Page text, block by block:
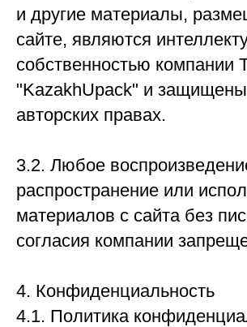
и другие материалы,
сайте, являются
собственностью компании
"KazakhUpack" и
авторских правах.
3.2. Любое
распространение или
материалов с сайта без
согласия компании
4. Конфиденциальность
4.1. Политика